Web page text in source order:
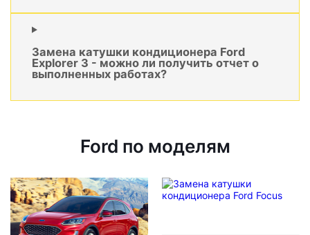
Замена катушки кондиционера Ford
Explorer 3 - можно ли получить отчет о
выполненных работах?
Ford по моделям